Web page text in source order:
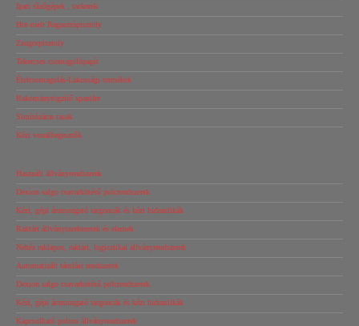
Ipari tűzőgépek , tackerek
Hot-melt Ragasztópisztoly
Zsugorpisztoly
Tekercses csomagolópapír
Ételcsomagolás-Lakossági termékek
Rakományrögzítő spanifer
Simítózáras tasak
Kézi vonalhegesztők
Használt állványrendszerek
Dexion salgo csavarkötésű polcrendszerek
Kézi, gépi árumozgató targoncák és kézi hidraulikák
Raktári állványszerkezetek és elemek
Nehéz raklapos, raktári, logisztikai állványrendszerek
Automatizált tárolási rendszerek
Dexion salgo csavarkötésű polcrendszerek
Kézi, gépi árumozgató targoncák és kézi hidraulikák
Kapcsolható polcos állványrendszerek